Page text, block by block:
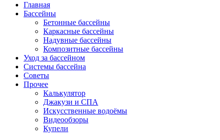
Главная
Бассейны
Бетонные бассейны
Каркасные бассейны
Надувные бассейны
Композитные бассейны
Уход за бассейном
Системы бассейна
Советы
Прочее
Калькулятор
Джакузи и СПА
Искусственные водоёмы
Видеообзоры
Купели